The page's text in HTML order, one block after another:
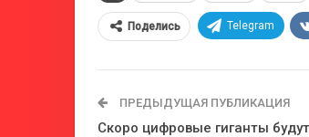
Поделись Telegram
ПРЕДЫДУЩАЯ ПУБЛИКАЦИЯ
Скоро цифровые гиганты